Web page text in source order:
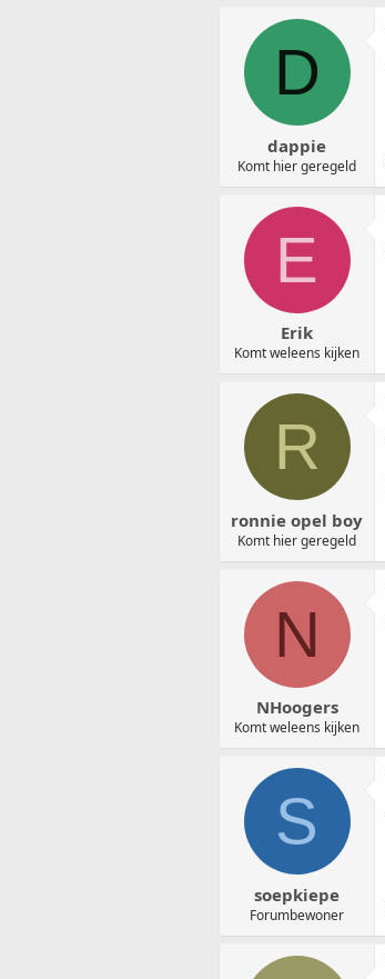
D
dappie
Komt hier geregeld
E
Erik
Komt weleens kijken
R
ronnie opel boy
Komt hier geregeld
N
NHoogers
Komt weleens kijken
S
soepkiepe
Forumbewoner